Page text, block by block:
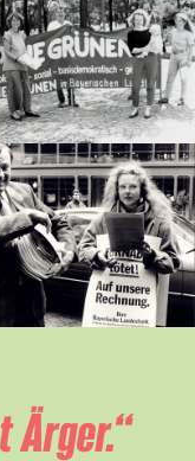
Ärger.“